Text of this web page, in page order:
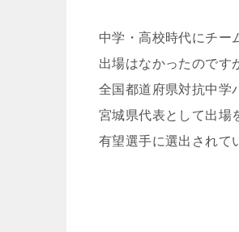
中学・高校時代にチー
出場はなかったのです
全国都道府県対抗中学
宮城県代表として出場
有望選手に選出されて